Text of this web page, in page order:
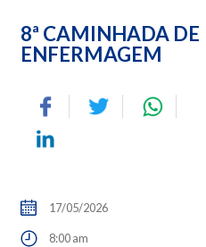
8ª CAMINHADA DE
ENFERMAGEM
17/05/2026
8:00 am